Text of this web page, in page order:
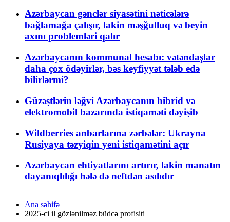
Azərbaycan gənclər siyasətini nəticələrə
bağlamağa çalışır, lakin məşğulluq və beyin
axını problemləri qalır
Azərbaycanın kommunal hesabı: vətəndaşlar
daha çox ödəyirlər, bəs keyfiyyət tələb edə
bilirlərmi?
Güzəştlərin ləğvi Azərbaycanın hibrid və
elektromobil bazarında istiqaməti dəyişib
Wildberries anbarlarına zərbələr: Ukrayna
Rusiyaya təzyiqin yeni istiqamətini açır
Azərbaycan ehtiyatlarını artırır, lakin manatın
dayanıqlılığı hələ də neftdən asılıdır
Ana səhifə
2025-ci il gözlənilməz büdcə profisiti